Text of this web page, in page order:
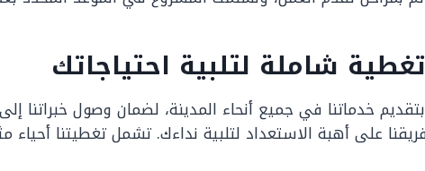
شاملة لتلبية احتياجاتك
بتقديم خدماتنا في جميع أنحاء المدينة، لضمان وصول خبراتنا
فريقنا على أهبة الاستعداد لتلبية نداءك. تشمل تغطيتنا أحياء